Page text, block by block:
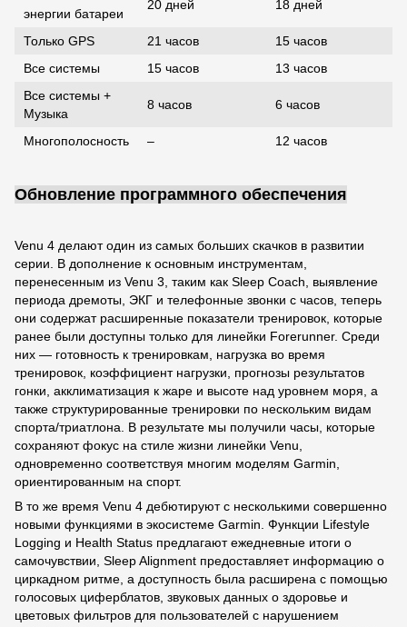
энергии батареи
20 дней 18 дней
Только GPS 21 часов
15 часов
Все системы
15 часов
13 часов
Все системы +
Музыка
8 часов 6 часов
Многополосность – 12 часов
Обновление программного обеспечения
Venu 4 делают один из самых больших скачков в развитии
серии. В дополнение к основным инструментам,
перенесенным из Venu 3, таким как Sleep Coach, выявление
периода дремоты, ЭКГ и телефонные звонки с часов, теперь
они содержат расширенные показатели тренировок, которые
ранее были доступны только для линейки Forerunner. Среди
них — готовность к тренировкам, нагрузка во время
тренировок, коэффициент нагрузки, прогнозы результатов
гонки, акклиматизация к жаре и высоте над уровнем моря, а
также структурированные тренировки по нескольким видам
спорта/триатлона. В результате мы получили часы, которые
сохраняют фокус на стиле жизни линейки Venu,
одновременно соответствуя многим моделям Garmin,
ориентированным на спорт.
В то же время Venu 4 дебютируют с несколькими совершенно
новыми функциями в экосистеме Garmin. Функции Lifestyle
Logging и Health Status предлагают ежедневные итоги о
самочувствии, Sleep Alignment предоставляет информацию о
циркадном ритме, а доступность была расширена с помощью
голосовых циферблатов, звуковых данных о здоровье и
цветовых фильтров для пользователей с нарушением